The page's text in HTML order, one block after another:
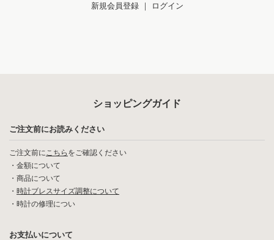
新規会員登録｜ ログイン
ショッピングガイド
ご注文前にお読みください
ご注文前にこちら をご確認ください
・ 金額について
・ 商品について
・ 時計ブレスサイズ調整について
・ 時計の修理につい
お支払いについて